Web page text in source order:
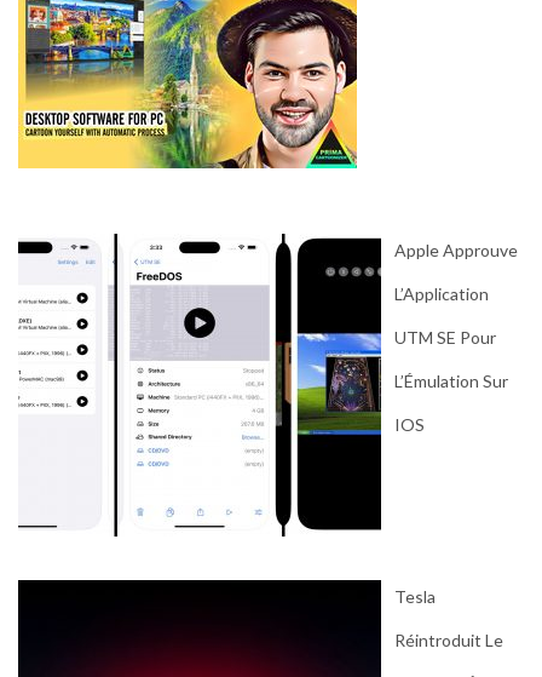
Apple Approuve
L’Application
UTM SE Pour
L’Émulation Sur
IOS
Tesla
Réintroduit Le